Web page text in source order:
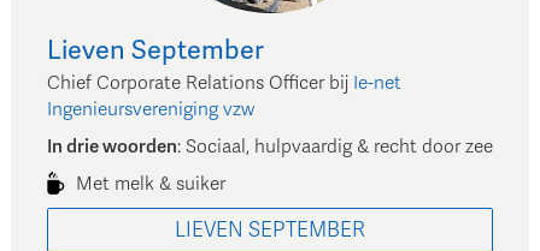
Lieven September
Chief Corporate Relations Officer bij Ie-net
Ingenieursvereniging vzw
In drie woorden: Sociaal, hulpvaardig & recht door zee
Met melk & suiker
LIEVEN SEPTEMBER